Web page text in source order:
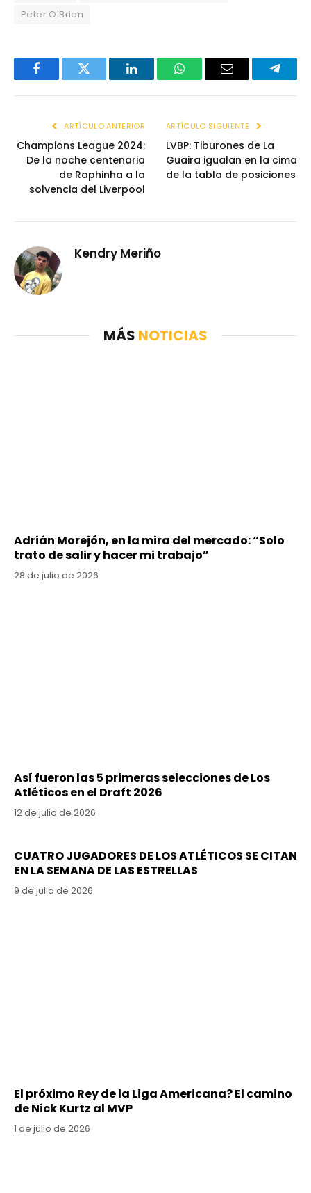
Peter O'Brien
FacebookTwitter LinkedInWhatsAppEmail
ARTÍCULO ANTERIOR
Champions League 2024:
De la noche centenaria
de Raphinha a la
solvencia del Liverpool
ARTÍCULO SIGUIENTE
LVBP: Tiburones de La
Guaira igualan en la cima
de la tabla de posiciones
Kendry Meriño
MÁS NOTICIAS
Adrián Morejón, en la mira del mercado: “Solo
trato de salir y hacer mi trabajo”
28 de julio de 2026
Así fueron las 5 primeras selecciones de Los
Atléticos en el Draft 2026
12 de julio de 2026
CUATRO JUGADORES DE LOS ATLÉTICOS SE CITAN
EN LA SEMANA DE LAS ESTRELLAS
9 de julio de 2026
El próximo Rey de la Liga Americana? El camino
de Nick Kurtz al MVP
1 de julio de 2026